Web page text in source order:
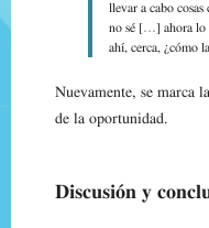
llevar a cabo
no sé […] ahora lo
ahí, cerca, ¿cómo
Nuevamente, se marca
de la oportunidad.
Discusión y